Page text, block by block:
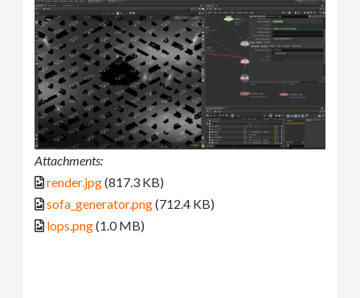
Attachments:
render.jpg(817.3 KB)
sofa_generator.png(712.4 KB)
lops.png(1.0 MB)